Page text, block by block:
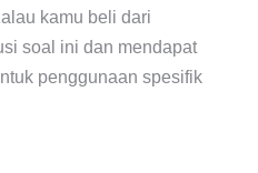
kamu beli dari
soal ini dan mendapat
penggunaan spesifik